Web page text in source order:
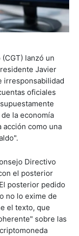
lanzó un
Javier
irresponsabilidad
oficiales
la economía
acción como una
Directivo
el posterior
posterior pedido
no lo exime de
el texto, que
sobre las